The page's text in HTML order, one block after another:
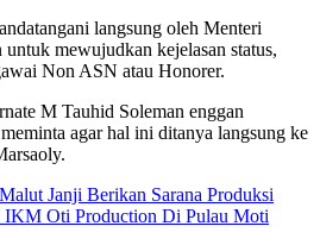
langsung oleh Menteri
mewujudkan kejelasan status,
Non ASN atau Honorer.
M Tauhid Soleman enggan
agar hal ini ditanya langsung ke
Janji Berikan Sarana Produksi
Oti Production Di Pulau Moti